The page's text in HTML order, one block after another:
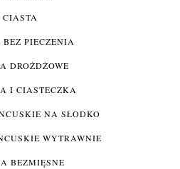
CIASTA
BEZ PIECZENIA
DROŻDŻOWE
I CIASTECZKA
NA SŁODKO
WYTRAWNIE
BEZMIĘSNE